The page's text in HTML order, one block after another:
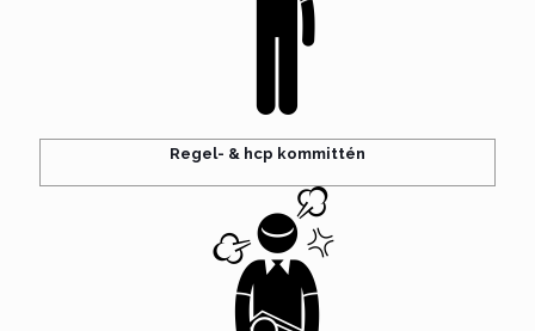
Regel- & hcp kommittén